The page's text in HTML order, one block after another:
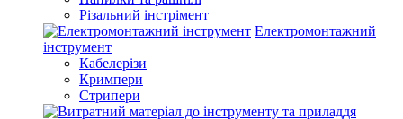
Різальний інстрімент
Електромонтажний
інструмент
Кабелерізи
Кримпери
Стрипери